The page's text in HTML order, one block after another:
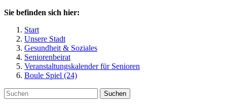
Sie befinden sich hier:
Start
Unsere Stadt
Gesundheit & Soziales
Seniorenbeirat
Veranstaltungskalender für Senioren
Boule Spiel (24)
Suchen